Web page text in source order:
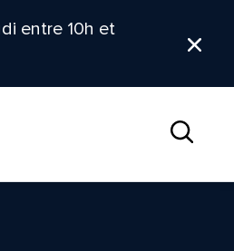
entre 10h et